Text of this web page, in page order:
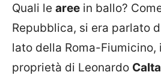
Quali le aree in ballo?
Repubblica, si era parlato
lato della Roma-
proprietà di Leonardo